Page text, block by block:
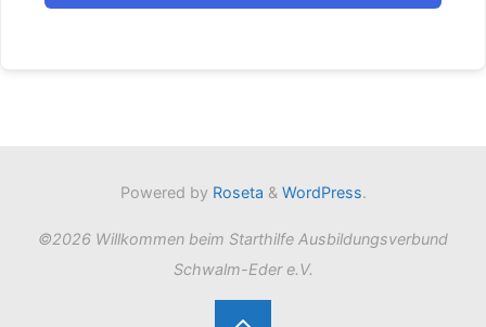
Powered byRoseta & WordPress.
©2026 Willkommen beim Starthilfe Ausbildungsverbund
Schwalm-Eder e.V.